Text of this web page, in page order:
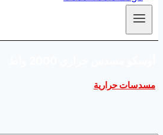
مسدسات حرارية